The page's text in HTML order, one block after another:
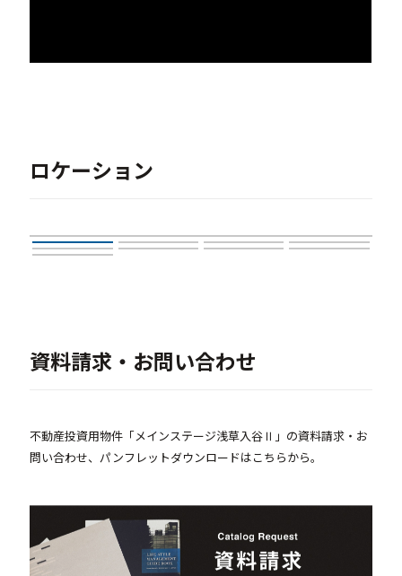
ロケーション
資料請求・お問い合わせ
不動産投資用物件「メインステージ浅草入谷Ⅱ」の資料請求・お
問い合わせ、パンフレットダウンロードはこちらから。